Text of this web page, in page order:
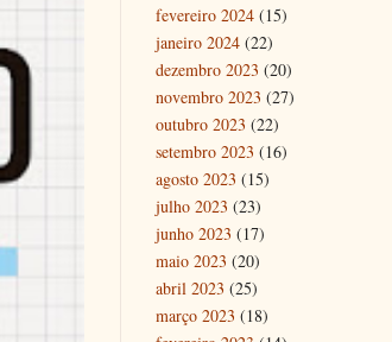
fevereiro 2024 (15)
janeiro 2024 (22)
dezembro 2023 (20)
novembro 2023 (27)
outubro 2023 (22)
setembro 2023 (16)
agosto 2023 (15)
julho 2023 (23)
junho 2023 (17)
maio 2023 (20)
abril 2023 (25)
março 2023 (18)